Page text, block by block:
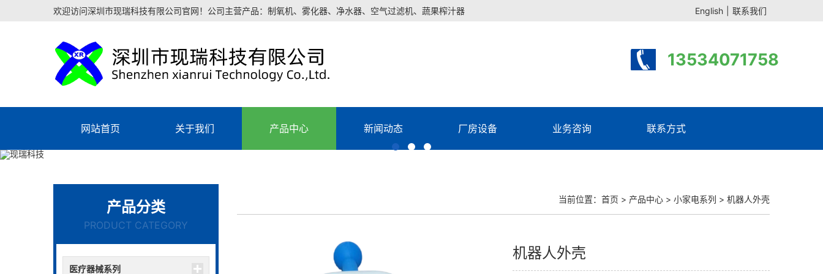
欢迎访问深圳市现瑞科技有限公司官网！公司主营产品：制氧机、雾化器、净水器、空气过滤机、蔬果榨汁器 English 联系我们
13534071758
网站首页 关于我们 产品中心 新闻动态 厂房设备 业务咨询 联系方式
产品分类
PRODUCT CATEGORY
医疗器械系列
当前位置： 首页 > 产品中心 > 小家电系列 > 机器人外壳
机器人外壳